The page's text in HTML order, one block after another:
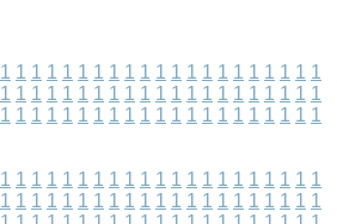
1 1 1 1 1 1 1 1 1 1 1 1 1 1 1 1 1 1 1 1 1
1 1 1 1 1 1 1 1 1 1 1 1 1 1 1 1 1 1 1 1 1
1 1 1 1 1 1 1 1 1 1 1 1 1 1 1 1 1 1 1 1 1
1 1 1 1 1 1 1 1 1 1 1 1 1 1 1 1 1 1 1 1 1
1 1 1 1 1 1 1 1 1 1 1 1 1 1 1 1 1 1 1 1 1